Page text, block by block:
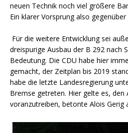
neuen Technik noch viel größere
Ein klarer Vorsprung also
Für die weitere Entwicklung sei
dreispurige Ausbau der B 292 nach
Bedeutung. Die CDU habe hier
gemacht, der Zeitplan bis 2019
habe die letzte Landesregierung
Bremse getreten. Hier gelte es,
voranzutreiben, betonte Alois Gerig